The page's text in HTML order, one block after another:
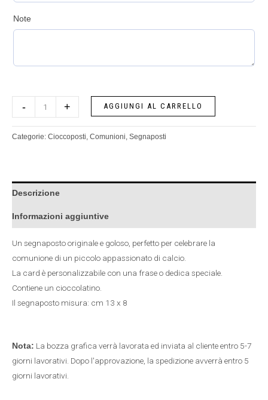
Note
- + AGGIUNGI AL CARRELLO
Categorie: Cioccoposti, Comunioni, Segnaposti
Descrizione
Informazioni aggiuntive
Un segnaposto originale e goloso, perfetto per celebrare la
comunione di un piccolo appassionato di calcio.
La card è personalizzabile con una frase o dedica speciale.
Contiene un cioccolatino.
Il segnaposto misura: cm 13 x 8
Nota: La bozza grafica verrà lavorata ed inviata al cliente entro 5-7
giorni lavorativi. Dopo l'approvazione, la spedizione avverrà entro 5
giorni lavorativi.